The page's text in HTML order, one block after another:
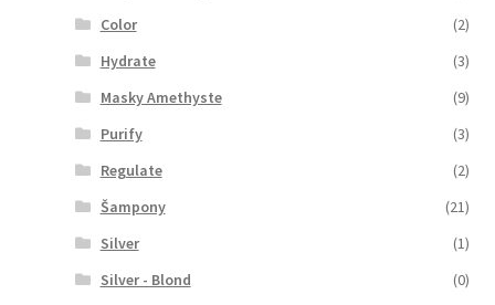
Color
(2)
Hydrate
(3)
Masky Amethyste
(9)
Purify
(3)
Regulate
(2)
Šampony
(21)
Silver
(1)
Silver - Blond
(0)